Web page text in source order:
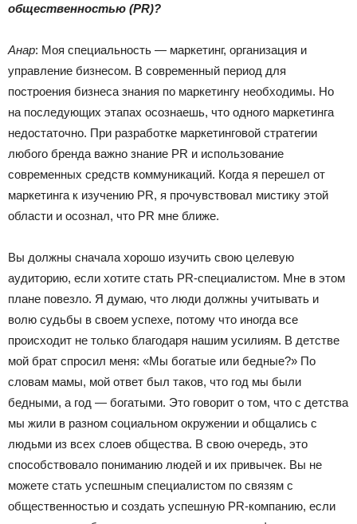
общественностью (PR)?
Анар: Моя специальность — маркетинг, организация и
управление бизнесом. В современный период для
построения бизнеса знания по маркетингу необходимы. Но
на последующих этапах осознаешь, что одного маркетинга
недостаточно. При разработке маркетинговой стратегии
любого бренда важно знание PR и использование
современных средств коммуникаций. Когда я перешел от
маркетинга к изучению PR, я прочувствовал мистику этой
области и осознал, что PR мне ближе.
Вы должны сначала хорошо изучить свою целевую
аудиторию, если хотите стать PR-специалистом. Мне в этом
плане повезло. Я думаю, что люди должны учитывать и
волю судьбы в своем успехе, потому что иногда все
происходит не только благодаря нашим усилиям. В детстве
мой брат спросил меня: «Мы богатые или бедные?» По
словам мамы, мой ответ был таков, что год мы были
бедными, а год — богатыми. Это говорит о том, что с детства
мы жили в разном социальном окружении и общались с
людьми из всех слоев общества. В свою очередь, это
способствовало пониманию людей и их привычек. Вы не
можете стать успешным специалистом по связям с
общественностью и создать успешную PR-компанию, если